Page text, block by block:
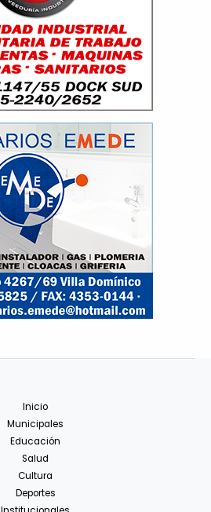
Inicio
Municipales
Educación
Salud
Cultura
Deportes